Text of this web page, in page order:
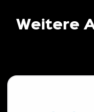
Weitere